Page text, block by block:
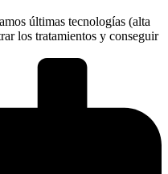
últimas tecnologías (alta
los tratamientos y conseguir